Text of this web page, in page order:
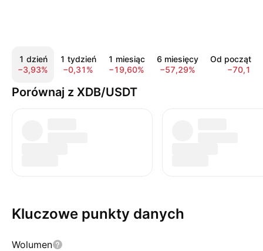
1 dzień
−3,93%
1 tydzień
−0,31%
1 miesiąc
−19,60%
6 miesięcy
−57,29%
Od początku
−70,15%
Porównaj z XDB/USDT
Kluczowe punkty danych
Wolumen